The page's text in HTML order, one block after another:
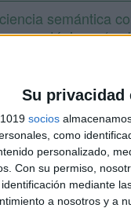
Su privacidad
socios
como
personalizado,
Con su permiso,
mediante
a nosotros y a
semántica
y antónimos
un blog, es la apuesta
son los encargados
la mayor parte del
les permite.